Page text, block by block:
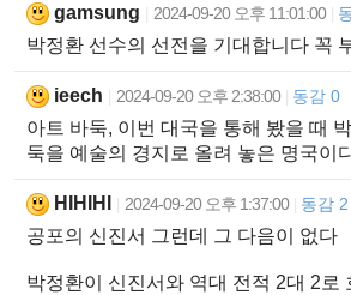
gamsung 2024-09-20 오후 11:01:00
박정환 선수의 선전을 기대합니다 꼭
ieech 2024-09-20 오후 2:38:00 동감 0
아트 바둑, 이번 대국을 통해 봤을 때
둑을 예술의 경지로 올려 놓은 명국이
HIHIHI 2024-09-20 오후 1:37:00 동감 2
공포의 신진서 그런데 그 다음이 없다
박정환이 신진서와 역대 전적 2대 2로